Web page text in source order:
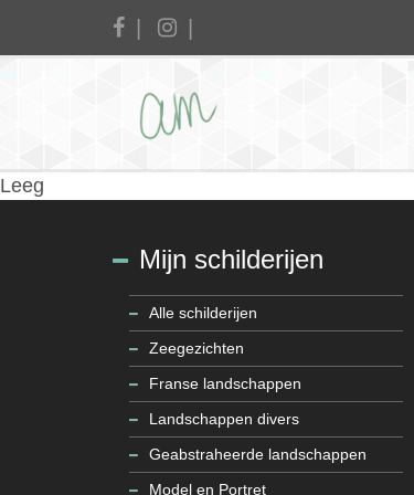
Leeg
Mijn schilderijen
Alle schilderijen
Zeegezichten
Franse landschappen
Landschappen divers
Geabstraheerde landschappen
Model en Portret